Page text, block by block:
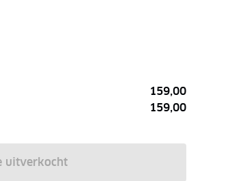
159,00
159,00
uitverkocht